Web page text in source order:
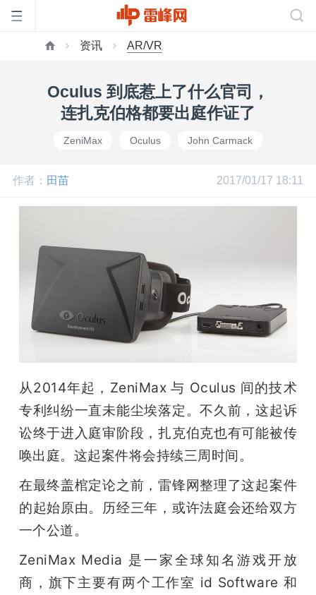
活
中
心
资讯 AR/VR
Oculus 到底惹上了什么官司，
连扎克伯格都要出庭作证了
ZeniMax Oculus John Carmack
作者： 田苗 2017/01/17 18:11
从2014年起，ZeniMax 与 Oculus 间的技术
专利纠纷一直未能尘埃落定。不久前，这起诉
讼终于进入庭审阶段，扎克伯克也有可能被传
唤出庭。这起案件将会持续三周时间。
在最终盖棺定论之前，雷锋网整理了这起案件
的起始原由。历经三年，或许法庭会还给双方
一个公道。
ZeniMax Media 是一家全球知名游戏开放
商，旗下主要有两个工作室 id Software 和